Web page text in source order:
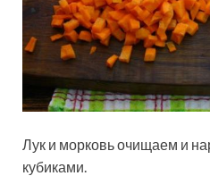
Лук и морковь очищаем и
кубиками.